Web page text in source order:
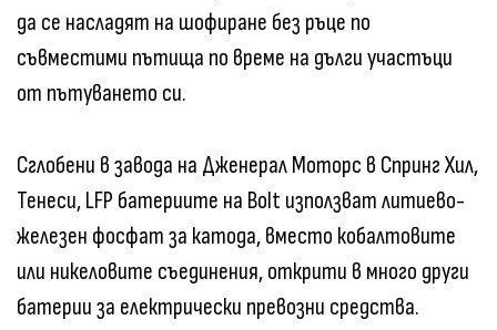
да се насладят на шофиране без ръце по
съвместими пътища по време на дълги участъци
от пътуването си.
Сглобени в завода на Дженерал Моторс в Спринг Хил,
Тенеси, LFP батериите на Bolt използват литиево-
железен фосфат за катода, вместо кобалтовите
или никеловите съединения, открити в много други
батерии за електрически превозни средства.